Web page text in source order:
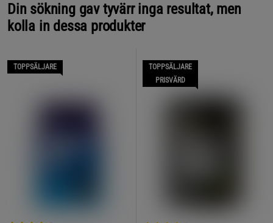
Din sökning gav tyvärr inga resultat, men
kolla in dessa produkter
TOPPSÄLJARE
TOPPSÄLJARE
PRISVÄRD